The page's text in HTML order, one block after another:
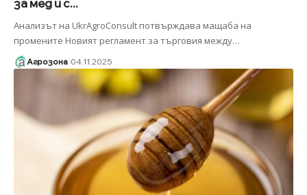
за мед и с...
Анализът на UkrAgroConsult потвърждава мащаба на
промените Новият регламент за търговия между…
Агрозона 04.11.2025